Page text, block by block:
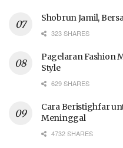
Shobrun Jamil,
323 SHARES
Pagelaran Fashion
Style
629 SHARES
Cara Beristighfar
Meninggal
4732 SHARES